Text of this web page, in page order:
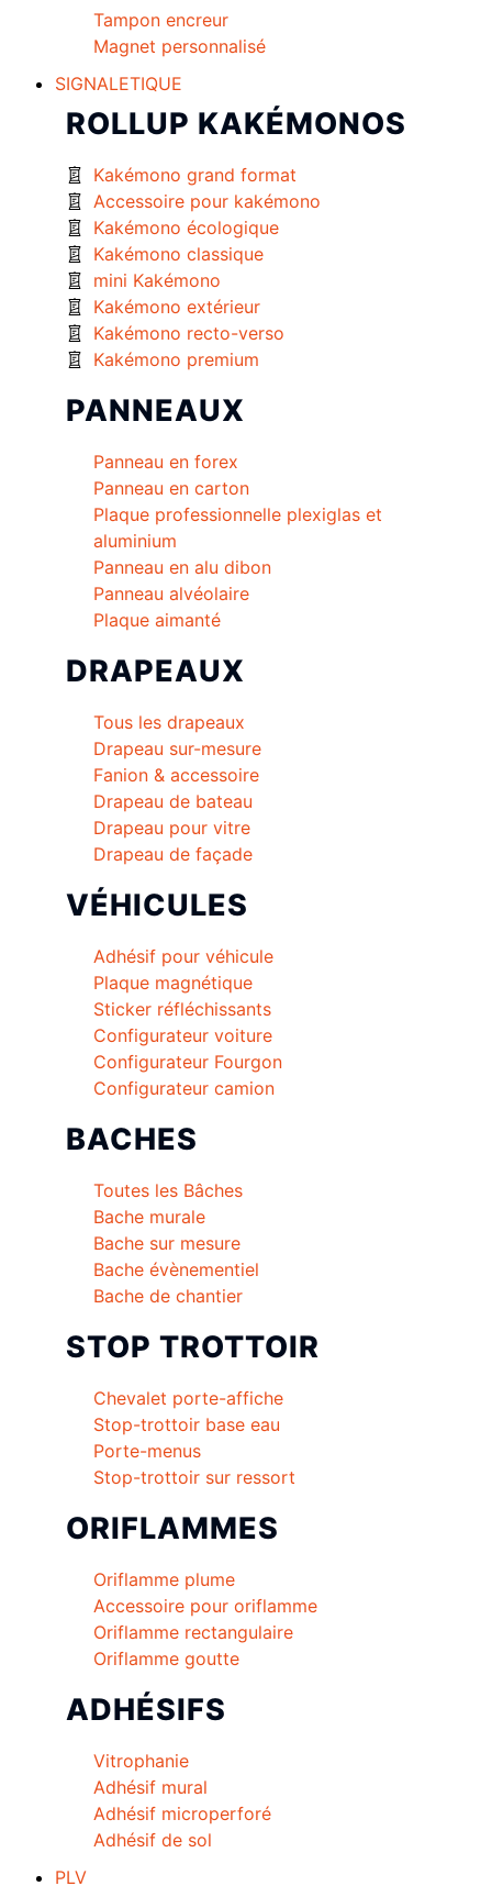
Tampon encreur
Magnet personnalisé
SIGNALETIQUE
ROLLUP KAKÉMONOS
Kakémono grand format
Accessoire pour kakémono
Kakémono écologique
Kakémono classique
mini Kakémono
Kakémono extérieur
Kakémono recto-verso
Kakémono premium
PANNEAUX
Panneau en forex
Panneau en carton
Plaque professionnelle plexiglas et
aluminium
Panneau en alu dibon
Panneau alvéolaire
Plaque aimanté
DRAPEAUX
Tous les drapeaux
Drapeau sur-mesure
Fanion & accessoire
Drapeau de bateau
Drapeau pour vitre
Drapeau de façade
VÉHICULES
Adhésif pour véhicule
Plaque magnétique
Sticker réfléchissants
Configurateur voiture
Configurateur Fourgon
Configurateur camion
BACHES
Toutes les Bâches
Bache murale
Bache sur mesure
Bache évènementiel
Bache de chantier
STOP TROTTOIR
Chevalet porte-affiche
Stop-trottoir base eau
Porte-menus
Stop-trottoir sur ressort
ORIFLAMMES
Oriflamme plume
Accessoire pour oriflamme
Oriflamme rectangulaire
Oriflamme goutte
ADHÉSIFS
Vitrophanie
Adhésif mural
Adhésif microperforé
Adhésif de sol
PLV